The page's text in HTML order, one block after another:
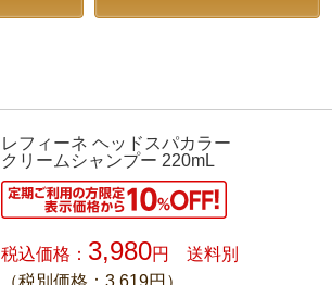
レフィーネ ヘッドスパカラー
クリームシャンプー 220mL
税込価格： 3,980円 送料別